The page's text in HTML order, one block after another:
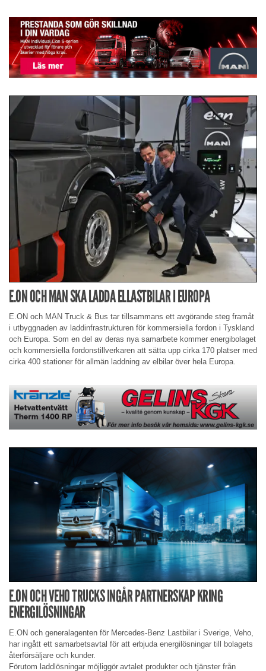
E.ON OCH MAN SKA LADDA ELLASTBILAR I EUROPA
E.ON och MAN Truck & Bus tar tillsammans ett avgörande steg framåt
i utbyggnaden av laddinfrastrukturen för kommersiella fordon i Tyskland
och Europa. Som en del av deras nya samarbete kommer energibolaget
och kommersiella fordonstillverkaren att sätta upp cirka 170 platser med
cirka 400 stationer för allmän laddning av elbilar över hela Europa.
E.ON OCH VEHO TRUCKS INGÅR PARTNERSKAP KRING
ENERGILÖSNINGAR
E.ON och generalagenten för Mercedes-Benz Lastbilar i Sverige, Veho,
har ingått ett samarbetsavtal för att erbjuda energilösningar till bolagets
återförsäljare och kunder.
Förutom laddlösningar möjliggör avtalet produkter och tjänster från